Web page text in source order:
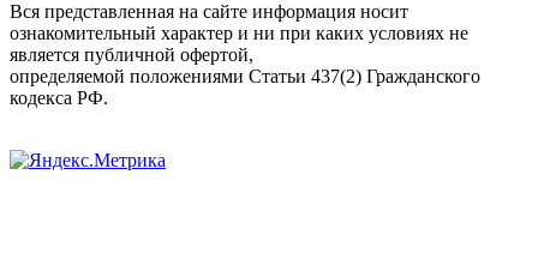
Вся представленная на сайте информация носит
ознакомительный характер и ни при каких условиях не
является публичной офертой,
определяемой положениями Статьи 437(2) Гражданского
кодекса РФ.